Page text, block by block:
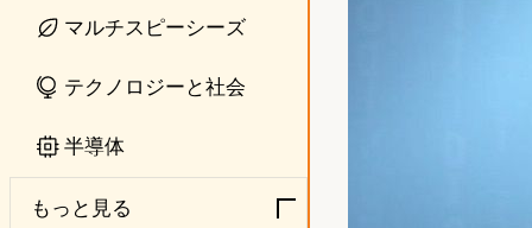
マルチスピーシーズ
テクノロジーと社会
半導体
もっと見る